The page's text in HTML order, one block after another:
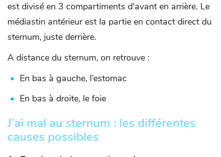
est divisé en 3 compartiments d'avant en arrière. Le
médiastin antérieur est la partie en contact direct du
sternum, juste derrière.
A distance du sternum, on retrouve :
En bas à gauche, l’estomac
En bas à droite, le foie
J’ai mal au sternum : les différentes
causes possibles